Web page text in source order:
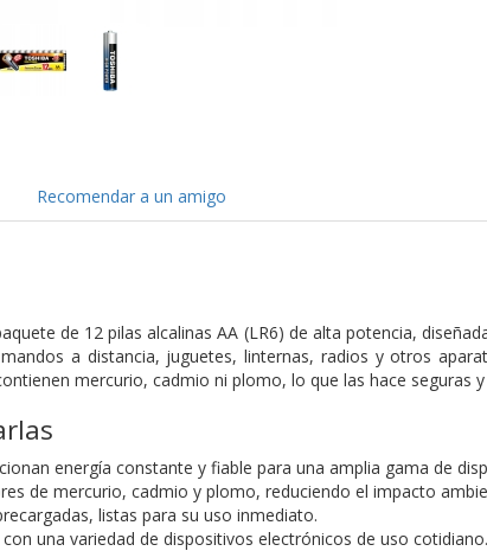
Recomendar a un amigo
de 12 pilas alcalinas AA (LR6) de alta potencia,
a distancia, juguetes, linternas, radios y otros
mercurio, cadmio ni plomo, lo que las hace seguras
energía constante y fiable para una amplia gama de
de mercurio, cadmio y plomo, reduciendo el impacto
listas para su uso inmediato.
una variedad de dispositivos electrónicos de uso cotidiano.